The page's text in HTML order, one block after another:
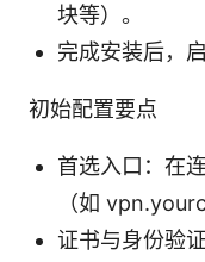
块等）。
完成安装后，
初始配置要点
首选入口：在
（如
证书与身份验